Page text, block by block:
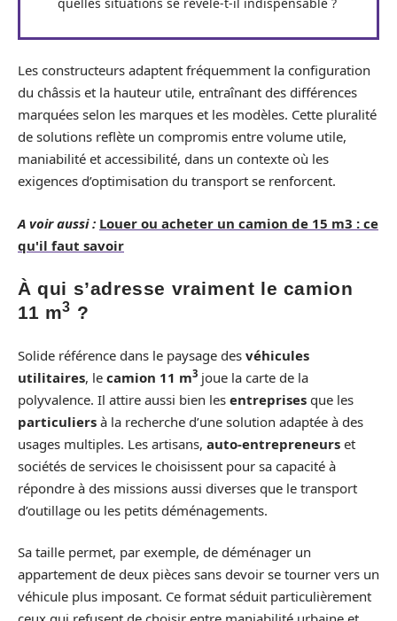
Les constructeurs adaptent fréquemment la configuration
du châssis et la hauteur utile, entraînant des différences
marquées selon les marques et les modèles. Cette pluralité
de solutions reflète un compromis entre volume utile,
maniabilité et accessibilité, dans un contexte où les
exigences d’optimisation du transport se renforcent.
A voir aussi : Louer ou acheter un camion de 15 m3 : ce
qu'il faut savoir
À qui s’adresse vraiment le camion
11 m3 ?
Solide référence dans le paysage des véhicules
utilitaires, le camion 11 m3 joue la carte de la
polyvalence. Il attire aussi bien les entreprises que les
particuliers à la recherche d’une solution adaptée à des
usages multiples. Les artisans, auto-entrepreneurs et
sociétés de services le choisissent pour sa capacité à
répondre à des missions aussi diverses que le transport
d’outillage ou les petits déménagements.
Sa taille permet, par exemple, de déménager un
appartement de deux pièces sans devoir se tourner vers un
véhicule plus imposant. Ce format séduit particulièrement